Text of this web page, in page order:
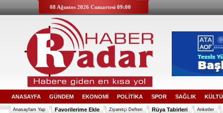
08 Ağustos 2026 Cumartesi 09:00
ANASAYFA GÜNDEM EKONOMİ POLİTİKA SPOR SAĞLIK
Anasayfam Yap Favorilerime Ekle Ziyaretçi Defteri Rüya Tabirleri Anketler